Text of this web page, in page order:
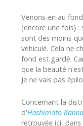
Venons-en au
(encore une fois)
sont des moins
véhiculé. Cela ne
fond est gardé.
que la beauté
Je ne vais pas
Concernant la
d'Hashimoto Kanna
retrouvée ici,